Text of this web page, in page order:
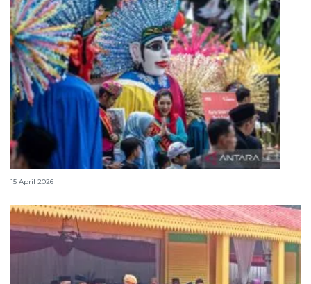
Lebaran Betawi, harmoni tradisi dan kota global
15 April 2026